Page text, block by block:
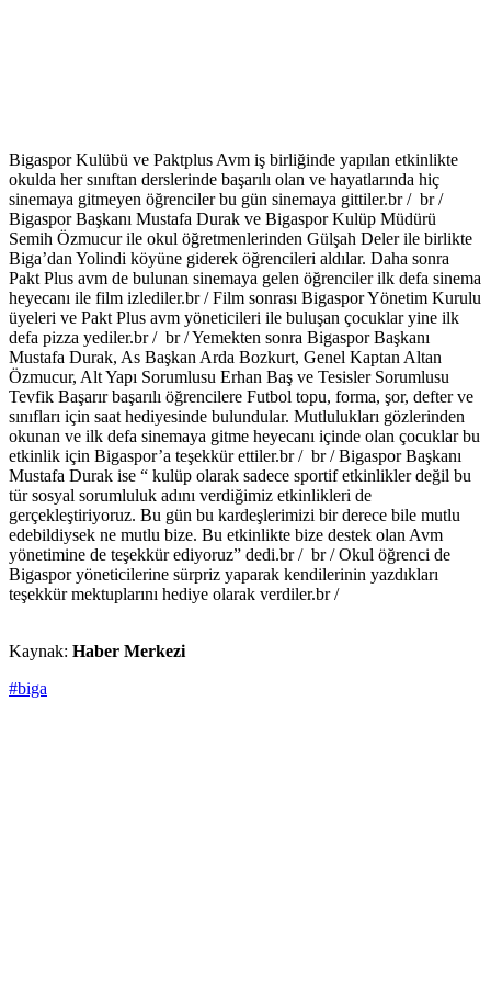
Bigaspor Kulübü ve Paktplus Avm iş birliğinde yapılan etkinlikte
okulda her sınıftan derslerinde başarılı olan ve hayatlarında hiç
sinemaya gitmeyen öğrenciler bu gün sinemaya gittiler.br / br /
Bigaspor Başkanı Mustafa Durak ve Bigaspor Kulüp Müdürü
Semih Özmucur ile okul öğretmenlerinden Gülşah Deler ile birlikte
Biga’dan Yolindi köyüne giderek öğrencileri aldılar. Daha sonra
Pakt Plus avm de bulunan sinemaya gelen öğrenciler ilk defa sinema
heyecanı ile film izlediler.br / Film sonrası Bigaspor Yönetim Kurulu
üyeleri ve Pakt Plus avm yöneticileri ile buluşan çocuklar yine ilk
defa pizza yediler.br / br / Yemekten sonra Bigaspor Başkanı
Mustafa Durak, As Başkan Arda Bozkurt, Genel Kaptan Altan
Özmucur, Alt Yapı Sorumlusu Erhan Baş ve Tesisler Sorumlusu
Tevfik Başarır başarılı öğrencilere Futbol topu, forma, şor, defter ve
sınıfları için saat hediyesinde bulundular. Mutlulukları gözlerinden
okunan ve ilk defa sinemaya gitme heyecanı içinde olan çocuklar bu
etkinlik için Bigaspor’a teşekkür ettiler.br / br / Bigaspor Başkanı
Mustafa Durak ise “ kulüp olarak sadece sportif etkinlikler değil bu
tür sosyal sorumluluk adını verdiğimiz etkinlikleri de
gerçekleştiriyoruz. Bu gün bu kardeşlerimizi bir derece bile mutlu
edebildiysek ne mutlu bize. Bu etkinlikte bize destek olan Avm
yönetimine de teşekkür ediyoruz” dedi.br / br / Okul öğrenci de
Bigaspor yöneticilerine sürpriz yaparak kendilerinin yazdıkları
teşekkür mektuplarını hediye olarak verdiler.br /
Kaynak: Haber Merkezi
#biga